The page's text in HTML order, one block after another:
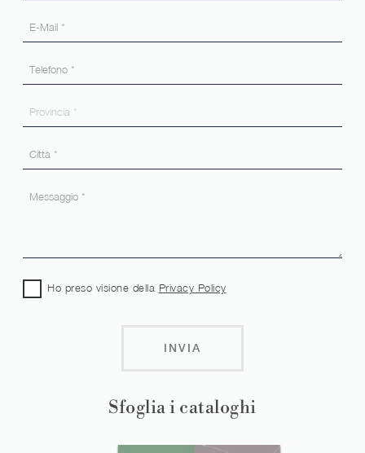
Sfoglia i cataloghi
Ho preso visione della Privacy Policy
INVIA